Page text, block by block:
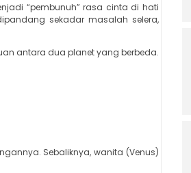
“pembunuh” rasa cinta di hati
sekadar masalah selera,
antara dua planet yang berbeda.
Sebaliknya, wanita (Venus)